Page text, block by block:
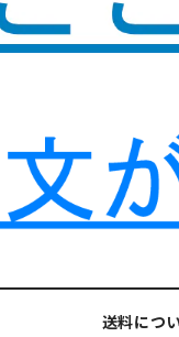
送料につ